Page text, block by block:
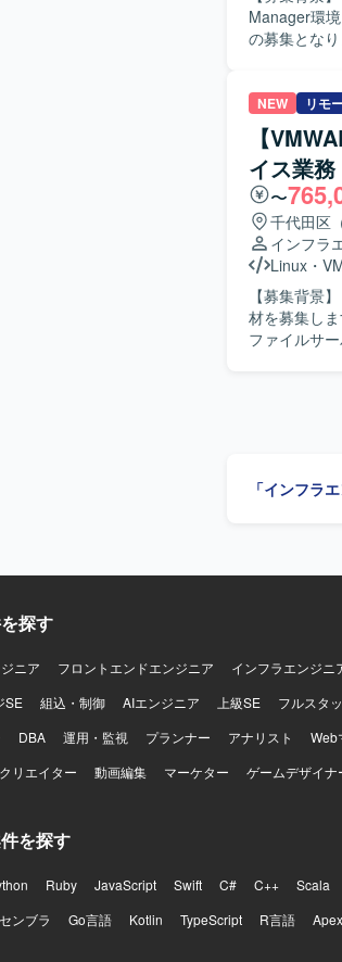
と協力しな
おります。 【ポジションの魅力】 サーバ、ネットワーク、仮想基盤、認証基盤などインフラ全
ます。 社内
ーダーシップの経験を
たインフラ
基盤、DNS/
Manager環
の募集となります。 【作業内容】 Windows Server 2016上で稼
築、OSア
混在するハ
【求める人
解を持ち、
ーを対象と
方が望ましいです。 【ポジションの魅力】 MCMのスペシ
におけるサ
す。 今後の
でき、インフラ
ド環境とな
NEW リモ
【
イス業務
〜
千代田区
インフラ
Linux ・
【募集背景
材を募集します。 【作業内容】 基本設計、詳細設計、移行設計を実施し
ファイルサ
「インフラ
探す
ニア フロントエンドエンジニア インフラエンジニ
SE 組込・制御 AIエンジニア 上級SE フルスタ
DBA 運用・監視 プランナー アナリスト Web
クリエイター 動画編集 マーケター ゲームデザイナ
を探す
Ruby JavaScript Swift C# C++ Scala
ンブラ Go言語 Kotlin TypeScript R言語 Apex